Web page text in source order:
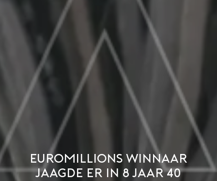
EuroMillions winnaar
jaagde er in 8 jaar 40